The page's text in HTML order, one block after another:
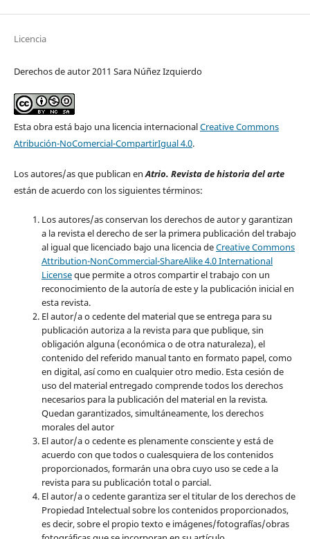
Licencia
Derechos de autor 2011 Sara Núñez Izquierdo
Esta obra está bajo una licencia internacionalCreative Commons
Atribución-NoComercial-CompartirIgual 4.0.
Los autores/as que publican enAtrio. Revista de historia del arte
están de acuerdo con los siguientes términos:
Los autores/as conservan los derechos de autor y garantizan
a la revista el derecho de ser la primera publicación del trabajo
al igual que licenciado bajo una licencia deCreative Commons
Attribution-NonCommercial-ShareAlike 4.0 International
Licenseque permite a otros compartir el trabajo con un
reconocimiento de la autoría de este y la publicación inicial en
esta revista.
El autor/a o cedente del material que se entrega para su
publicación autoriza a la revista para que publique, sin
obligación alguna (económica o de otra naturaleza), el
contenido del referido manual tanto en formato papel, como
en digital, así como en cualquier otro medio. Esta cesión de
uso del material entregado comprende todos los derechos
necesarios para la publicación del material en la revista.
Quedan garantizados, simultáneamente, los derechos
morales del autor
El autor/a o cedente es plenamente consciente y está de
acuerdo con que todos o cualesquiera de los contenidos
proporcionados, formarán una obra cuyo uso se cede a la
revista para su publicación total o parcial.
El autor/a o cedente garantiza ser el titular de los derechos de
Propiedad Intelectual sobre los contenidos proporcionados,
es decir, sobre el propio texto e imágenes/fotografías/obras